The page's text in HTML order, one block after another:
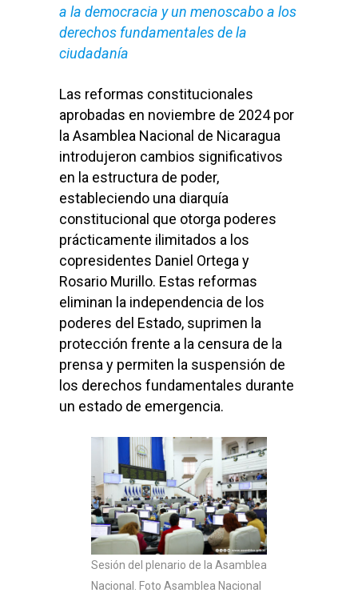
a la democracia y un menoscabo a los
derechos fundamentales de la
ciudadanía
Las reformas constitucionales
aprobadas en noviembre de 2024 por
la Asamblea Nacional de Nicaragua
introdujeron cambios significativos
en la estructura de poder,
estableciendo una diarquía
constitucional que otorga poderes
prácticamente ilimitados a los
copresidentes Daniel Ortega y
Rosario Murillo. Estas reformas
eliminan la independencia de los
poderes del Estado, suprimen la
protección frente a la censura de la
prensa y permiten la suspensión de
los derechos fundamentales durante
un estado de emergencia.
Sesión del plenario de la Asamblea
Nacional. Foto Asamblea Nacional